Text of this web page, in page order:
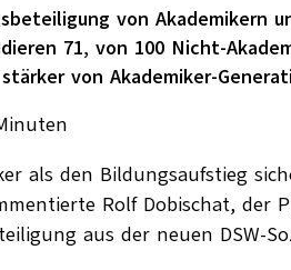
von Akademikern
71, von 100 Nicht-
von Akademiker-
als den Bildungsaufstieg
Rolf Dobischat, der
aus der neuen DSW-